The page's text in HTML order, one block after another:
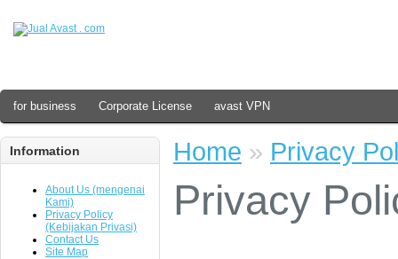
for business Corporate License avast VPN
Information
About Us (mengenai
Kami)
Privacy Policy
(Kebijakan Privasi)
Contact Us
Site Map
Home » Privacy
Privacy